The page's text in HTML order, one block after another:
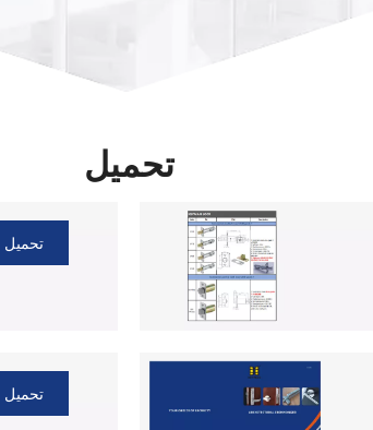
تحميل
تحميل
تحميل